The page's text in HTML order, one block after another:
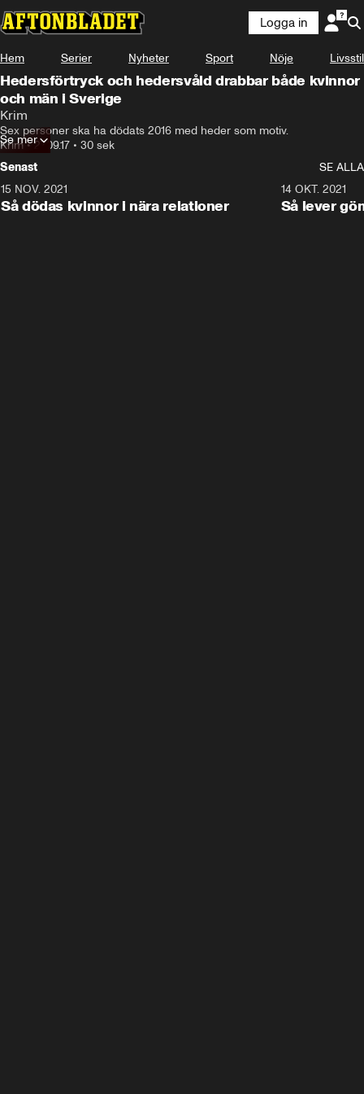
Logga in
Hem Serier Nyheter Sport Nöje Livsstil
Hedersförtryck och hedersvåld drabbar både kvinnor
och män i Sverige
Krim
Sex personer ska ha dödats 2016 med heder som motiv.
Krim•27.09.17 • 30 sek
Se mer
Senast
SE ALLA
15 NOV. 2021
Så dödas kvinnor i nära relationer
14 OKT. 2021
Så lever